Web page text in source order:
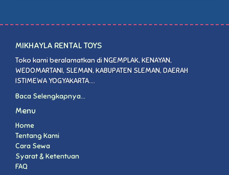
MIKHAYLA RENTAL TOYS
Toko kami beralamatkan di NGEMPLAK, KENAYAN,
WEDOMARTANI, SLEMAN, KABUPATEN SLEMAN, DAERAH
ISTIMEWA YOGYAKARTA....
Baca Selengkapnya...
Menu
Home
Tentang Kami
Cara Sewa
Syarat & Ketentuan
FAQ